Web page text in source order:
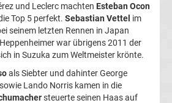
und Leclerc machten Esteban Ocon
Top 5 perfekt. Sebastian Vettel im
seinem letzten Rennen in Japan
war übrigens 2011 der
in Suzuka zum Weltmeister krönte.
als Siebter und dahinter George
Lando Norris kamen in die
steuerte seinen Haas auf